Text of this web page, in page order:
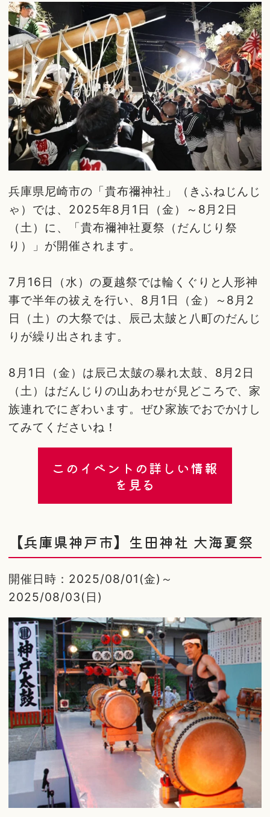
兵庫県尼崎市の「貴布禰神社」（きふねじんじ
ゃ）では、2025年8月1日（金）～8月2日
（土）に、「貴布禰神社夏祭（だんじり祭
り）」が開催されます。
7月16日（水）の夏越祭では輪くぐりと人形神
事で半年の祓えを行い、8月1日（金）～8月2
日（土）の大祭では、辰己太皷と八町のだんじ
りが繰り出されます。
8月1日（金）は辰己太皷の暴れ太鼓、8月2日
（土）はだんじりの山あわせが見どころで、家
族連れでにぎわいます。ぜひ家族でおでかけし
てみてくださいね！
このイベントの詳しい情報
を見る
【兵庫県神戸市】生田神社 大海夏祭
開催日時：2025/08/01(金)～
2025/08/03(日)